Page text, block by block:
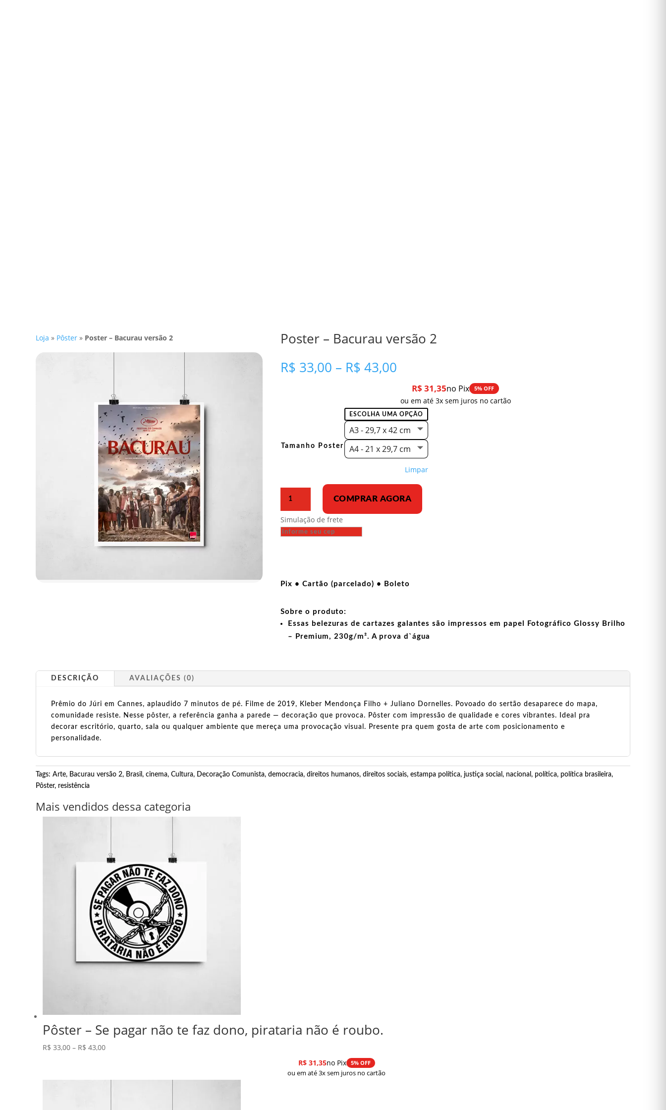
Loja » Pôster » Poster – Bacurau versão 2
Poster – Bacurau versão 2
R$ 33,00 – R$ 43,00
preço:
R$ 33,00
através
R$ 43,00
R$ 31,35no Pix 5% OFF
ou em até 3x sem juros no cartão
Tamanho Poster
A3 - 29,7 x 42 cm
A4 - 21 x 29,7 cm
Limpar
versão
2
COMPRAR AGORA
Simulação de frete
Pix • Cartão (parcelado) • Boleto
Sobre o produto:
Essas belezuras de cartazes galantes são impressos em papel Fotográfico Glossy Brilho
– Premium, 230g/m². A prova d`água
DESCRIÇÃO AVALIAÇÕES (0)
Prêmio do Júri em Cannes, aplaudido 7 minutos de pé. Filme de 2019, Kleber Mendonça Filho + Juliano Dornelles. Povoado do sertão desaparece do mapa,
comunidade resiste. Nesse pôster, a referência ganha a parede — decoração que provoca. Pôster com impressão de qualidade e cores vibrantes. Ideal pra
decorar escritório, quarto, sala ou qualquer ambiente que mereça uma provocação visual. Presente pra quem gosta de arte com posicionamento e
personalidade.
Tags: Arte, Bacurau versão 2, Brasil , cinema, Cultura, Decoração Comunista, democracia, direitos humanos, direitos sociais, estampa política, justiça social , nacional , política, política brasileira,
Pôster, resistência
Mais vendidos dessa categoria
Pôster – Se pagar não te faz dono, pirataria não é roubo.
R$ 33,00 – R$ 43,00Faixa
R$31,35no Pix 5% OFF
ou em até 3x sem juros no cartão